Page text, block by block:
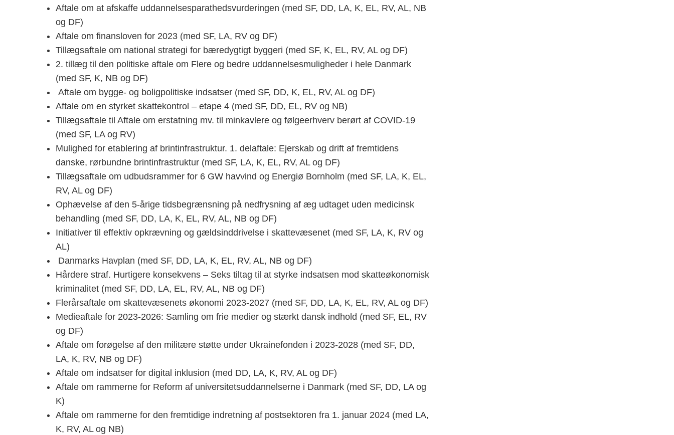
Aftale om at afskaffe uddannelsesparathedsvurderingen (med SF, DD, LA, K, EL, RV, AL, NB
og DF)
Aftale om finansloven for 2023 (med SF, LA, RV og DF)
Tillægsaftale om national strategi for bæredygtigt byggeri (med SF, K, EL, RV, AL og DF)
2. tillæg til den politiske aftale om Flere og bedre uddannelsesmuligheder i hele Danmark
(med SF, K, NB og DF)
Aftale om bygge- og boligpolitiske indsatser (med SF, DD, K, EL, RV, AL og DF)
Aftale om en styrket skattekontrol – etape 4 (med SF, DD, EL, RV og NB)
Tillægsaftale til Aftale om erstatning mv. til minkavlere og følgeerhverv berørt af COVID-19
(med SF, LA og RV)
Mulighed for etablering af brintinfrastruktur. 1. delaftale: Ejerskab og drift af fremtidens
danske, rørbundne brintinfrastruktur (med SF, LA, K, EL, RV, AL og DF)
Tillægsaftale om udbudsrammer for 6 GW havvind og Energiø Bornholm (med SF, LA, K, EL,
RV, AL og DF)
Ophævelse af den 5-årige tidsbegrænsning på nedfrysning af æg udtaget uden medicinsk
behandling (med SF, DD, LA, K, EL, RV, AL, NB og DF)
Initiativer til effektiv opkrævning og gældsinddrivelse i skattevæsenet (med SF, LA, K, RV og
AL)
Danmarks Havplan (med SF, DD, LA, K, EL, RV, AL, NB og DF)
Hårdere straf. Hurtigere konsekvens – Seks tiltag til at styrke indsatsen mod skatteøkonomisk
kriminalitet (med SF, DD, LA, EL, RV, AL, NB og DF)
Flerårsaftale om skattevæsenets økonomi 2023-2027 (med SF, DD, LA, K, EL, RV, AL og DF)
Medieaftale for 2023-2026: Samling om frie medier og stærkt dansk indhold (med SF, EL, RV
og DF)
Aftale om forøgelse af den militære støtte under Ukrainefonden i 2023-2028 (med SF, DD,
LA, K, RV, NB og DF)
Aftale om indsatser for digital inklusion (med DD, LA, K, RV, AL og DF)
Aftale om rammerne for Reform af universitetsuddannelserne i Danmark (med SF, DD, LA og
K)
Aftale om rammerne for den fremtidige indretning af postsektoren fra 1. januar 2024 (med LA,
K, RV, AL og NB)